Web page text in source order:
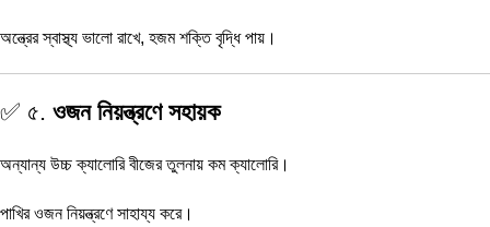
অন্ত্রের স্বাস্থ্য ভালো রাখে, হজম শক্তি বৃদ্ধি পায়।
✅ ৫. ওজন নিয়ন্ত্রণে সহায়ক
অন্যান্য উচ্চ ক্যালোরি বীজের তুলনায় কম ক্যালোরি।
পাখির ওজন নিয়ন্ত্রণে সাহায্য করে।